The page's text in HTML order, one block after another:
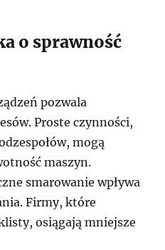
o sprawność
pozwala
Proste czynności,
mogą
maszyn.
smarowanie wpływa
Firmy, które
osiągają mniejsze